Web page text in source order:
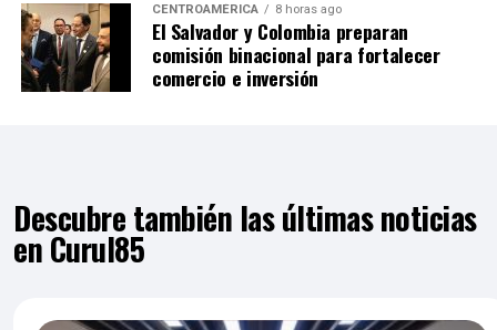
CENTROAMÉRICA 8 horas ago
El Salvador y Colombia preparan
comisión binacional para fortalecer
comercio e inversión
Descubre también las últimas noticias
en Curul85